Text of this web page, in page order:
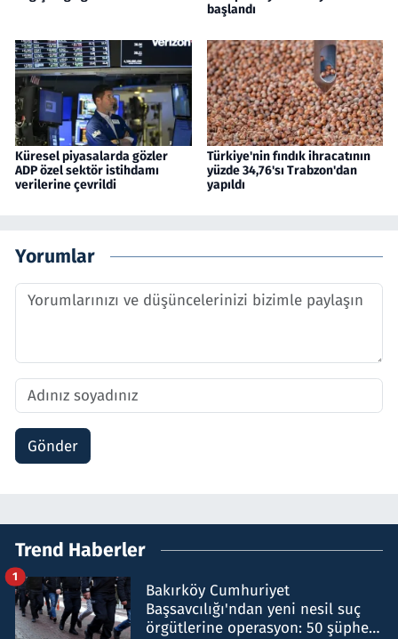
başlandı
Küresel piyasalarda gözler
ADP özel sektör istihdamı
verilerine çevrildi
Türkiye'nin fındık ihracatının
yüzde 34,76'sı Trabzon'dan
yapıldı
Yorumlar
Gönder
Trend Haberler
Bakırköy Cumhuriyet
Başsavcılığı'ndan yeni nesil suç
örgütlerine operasyon: 50 şüpheli
1